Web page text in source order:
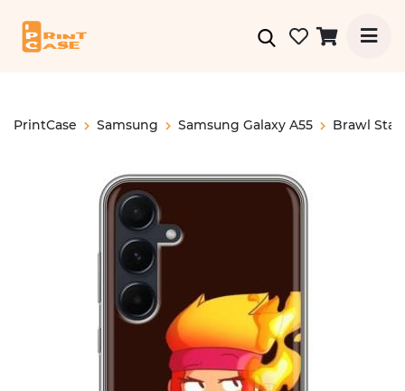
PrintCase Samsung Samsung Galaxy A55 Brawl